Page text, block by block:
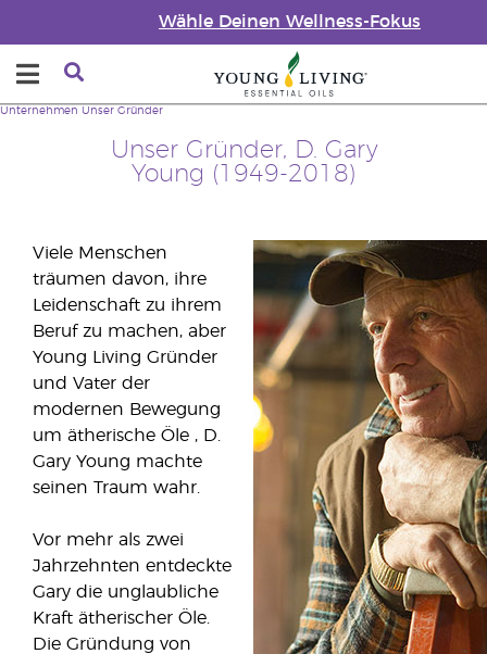
Wähle Deinen Wellness-Fokus
Unser Gründer, D. Gary
Young (1949-2018)
Unternehmen Unser Gründer
Viele Menschen
träumen davon, ihre
Leidenschaft zu ihrem
Beruf zu machen, aber
Young Living Gründer
und Vater der
modernen Bewegung
um ätherische Öle , D.
Gary Young machte
seinen Traum wahr.
Vor mehr als zwei
Jahrzehnten entdeckte
Gary die unglaubliche
Kraft ätherischer Öle.
Die Gründung von